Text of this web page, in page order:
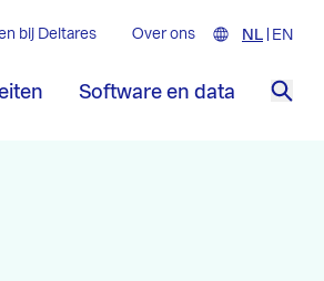
Software en data
bij Deltares Over ons NL EN